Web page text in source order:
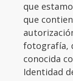
que
que
fotografía,
conocida
Identidad